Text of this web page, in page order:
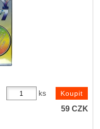
ks
59CZK